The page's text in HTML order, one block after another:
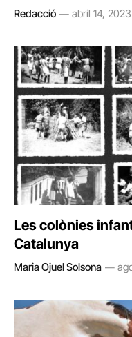
Redacció abril 14, 2023
Les colònies
Catalunya
Maria Ojuel Solsona